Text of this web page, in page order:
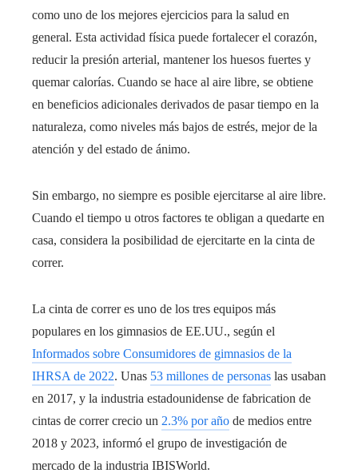
como uno de los mejores ejercicios para la salud en
general. Esta actividad física puede fortalecer el corazón,
reducir la presión arterial, mantener los huesos fuertes y
quemar calorías. Cuando se hace al aire libre, se obtiene
en beneficios adicionales derivados de pasar tiempo en la
naturaleza, como niveles más bajos de estrés, mejor de la
atención y del estado de ánimo.
Sin embargo, no siempre es posible ejercitarse al aire libre.
Cuando el tiempo u otros factores te obligan a quedarte en
casa, considera la posibilidad de ejercitarte en la cinta de
correr.
La cinta de correr es uno de los tres equipos más
populares en los gimnasios de EE.UU., según el
Informados sobre Consumidores de gimnasios de la
IHRSA de 2022. Unas 53 millones de personas las usaban
en 2017, y la industria estadounidense de fabrication de
cintas de correr crecio un 2.3% por año de medios entre
2018 y 2023, informó el grupo de investigación de
mercado de la industria IBISWorld.